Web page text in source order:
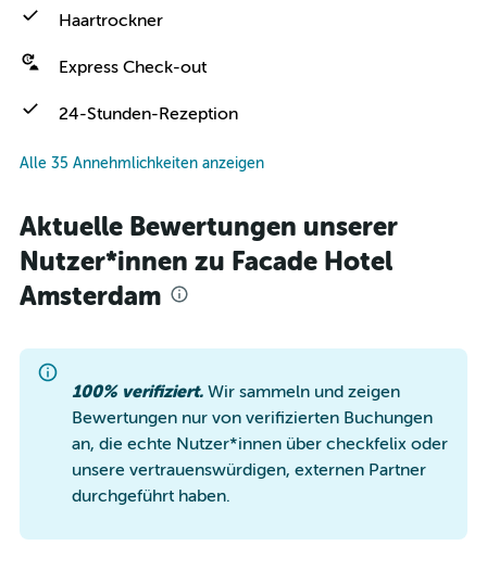
Haartrockner
Express Check-out
24-Stunden-Rezeption
Alle 35 Annehmlichkeiten anzeigen
Aktuelle Bewertungen unserer
Nutzer*innen zu Facade Hotel
Amsterdam
100% verifiziert. Wir sammeln und zeigen
Bewertungen nur von verifizierten Buchungen
an, die echte Nutzer*innen über checkfelix oder
unsere vertrauenswürdigen, externen Partner
durchgeführt haben.